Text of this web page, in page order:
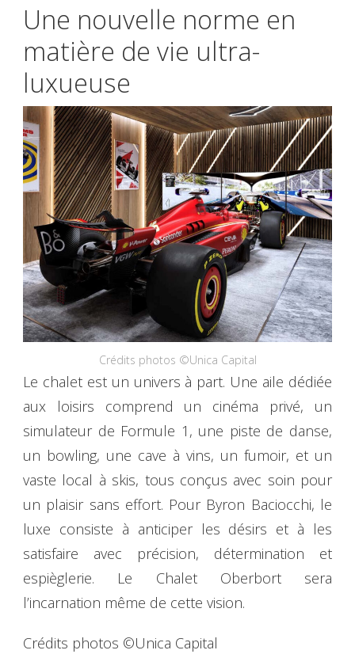
Une nouvelle norme en
matière de vie ultra-
luxueuse
Crédits photos ©Unica Capital
Le chalet est un univers à part. Une aile dédiée
aux loisirs comprend un cinéma privé, un
simulateur de Formule 1, une piste de danse,
un bowling, une cave à vins, un fumoir, et un
vaste local à skis, tous conçus avec soin pour
un plaisir sans effort. Pour Byron Baciocchi, le
luxe consiste à anticiper les désirs et à les
satisfaire avec précision, détermination et
espièglerie. Le Chalet Oberbort sera
l’incarnation même de cette vision.
Crédits photos ©Unica Capital